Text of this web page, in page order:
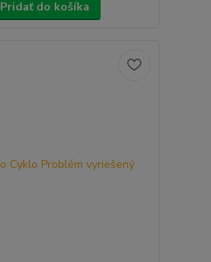
Pridať do košíka